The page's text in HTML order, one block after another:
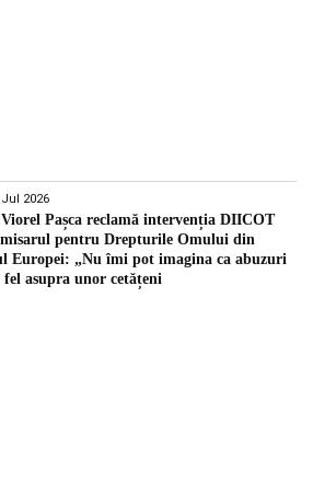
Jul 2026
Viorel Pașca reclamă intervenția DIICOT
pentru Drepturile Omului din
Europei: „Nu îmi pot imagina ca abuzuri
fel asupra unor cetățeni